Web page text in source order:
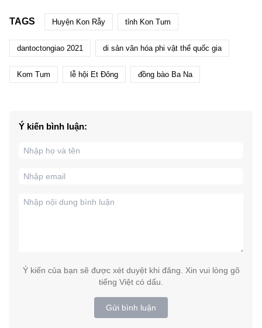
TAGS Huyện Kon Rẫy tỉnh Kon Tum
dantoctongiao 2021 di sản văn hóa phi vật thể quốc gia
Kom Tum lễ hội Et Đông đồng bào Ba Na
Ý kiến bình luận:
Ý kiến của bạn sẽ được xét duyệt khi đăng. Xin vui lòng gõ
tiếng Việt có dấu.
Gửi bình luận